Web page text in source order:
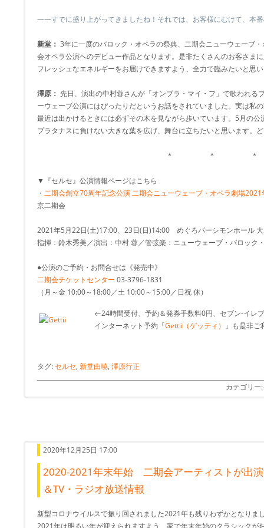
――すでに盛り上がってきましたね！それでは、お客様にむけて、本
新堂： 3年に一度のバロック・オペラの祭典、二期会ニューウェーブ
会オペラ公演へのデビュー作品となります。是非たくさんのお客さま
フレッシュなエネルギーをお届けできますよう、全力で臨みたいと思
澤原： 先日、演出の中村蓉さんが「オンブラ・マイ・フ」で歌われる
ーウェーブ公演にはぴったりだというお話をされていました。実は私
最近は出かけるときには必ずその木を見ながら歩いています。5月の
プラタナスに負けない大きな葉を広げ、舞台に立ちたいと思います。
＊ ＊ ＊
▼『セルセ』公演情報ページはこちら
・ 二期会創立70周年記念公演 二期会ニューウェーブ・オペラ劇場
京二期会
2021年5月22日(土)17:00、23日(日)14:00 めぐろパーシモンホール
指揮：鈴木秀美／演出：中村 蓉／管弦楽：ニューウェーブ・バロック
●公演のご予約・お問合せは《発売中》
二期会チケットセンター 03-3796-1831
（月～金 10:00～18:00／土 10:00～15:00／日祝 休）
←24時間受付、予約＆発券手数料0円、セブン-イレ
インターネット予約「Gettii（ゲッティ） 」も是非ご
タグ:セルセ, 新堂由暁, 澤原行正
カテゴリー:
2020年12月25日 17:00
2020-2021年末年始 二期会アーティストが出
＆TV・ラジオ放送情報
新型コロナウイルスで振り回されました2021年も残りわずかとなりま
2021年は明るい年が迎えられますよう、家で年末年始のクラシックが